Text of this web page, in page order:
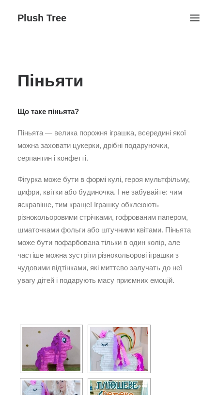
Plush Tree
Контакти
Галерея ↓
Заняття студії
Поиск
Піньяти
Що таке піньята?
Піньята — велика порожня іграшка, всередині якої
можна заховати цукерки, дрібні подаруночки,
серпантин і конфетті.
Фігурка може бути в формі кулі, героя мультфільму,
цифри, квітки або будиночка. І не забувайте: чим
яскравіше, тим краще! Іграшку обклеюють
різнокольоровими стрічками, гофрованим папером,
шматочками фольги або штучними квітами. Піньята
може бути пофарбована тільки в один колір, але
частіше можна зустріти різнокольорові іграшки з
чудовими відтінками, які миттєво залучать до неї
увагу дітей і подарують масу приємних емоцій.